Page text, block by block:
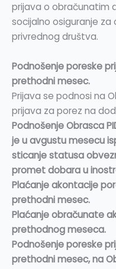
prijava o obračunatim
socijalno osiguranje
privrednog društva.
Podnošenje poreske
prethodni mesec.
Prijava se podnosi na
prijava za porez na
Podnošenje Obrasca
je u avgustu mesecu
sticanje statusa
promet dobara u
Plaćanje akontacije
prethodni mesec.
Plaćanje obračunate
prethodnog meseca.
Podnošenje poreske
prethodni mesec, na